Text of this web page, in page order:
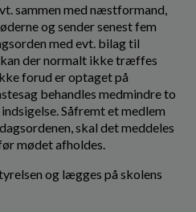
sammen med næstformand,
og sender senest fem
med evt. bilag til
kan der normalt ikke træffes
forud er optaget på
behandles medmindre to
Såfremt et medlem
skal det meddeles
mødet afholdes.
og lægges på skolens